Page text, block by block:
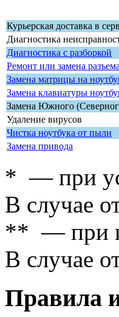
Курьерская доставка в
Диагностика
Диагностика с разборкой
Ремонт или замена
Замена матрицы на
Замена клавиатуры
Замена Южного
Удаление вирусов
Чистка ноутбука от пыли
Замена привода
* — при
В случае
** — при
В случае
Правила